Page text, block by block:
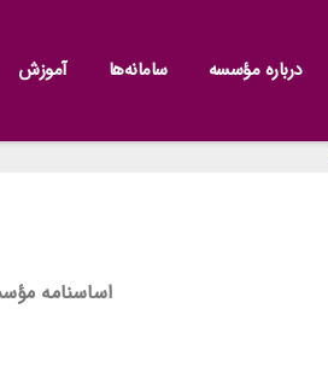
درباره مؤسسه سامانه‌ها آموزش
اساسنامه